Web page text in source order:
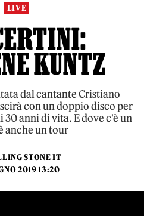
LIVE
KUNTZ
dal cantante Cristiano
con un doppio disco per
anni di vita. E dove c'è un
anche un tour
STONE IT
2019 13:20